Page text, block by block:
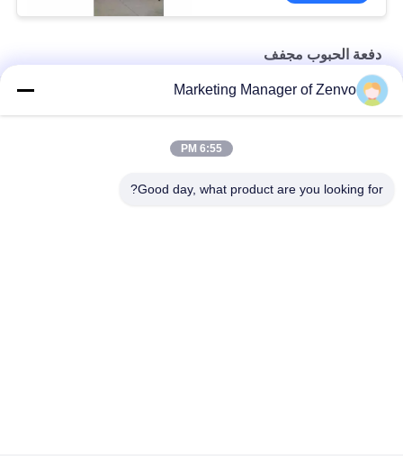
دفعة الحبوب مجفف
Grain Drying System with 90-Ton Daily Capacity
ساخن درجة حرارة 60-130 درجة مئوية 16.603kw
Marketing Manager of Zenvo
6:55 PM
Good day, what product are you looking for?